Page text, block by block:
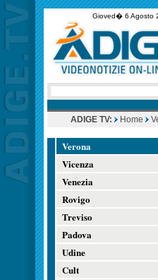
Gioved� 6
ADIGE TV: Home
Verona
Vicenza
Venezia
Rovigo
Treviso
Padova
Udine
Cult